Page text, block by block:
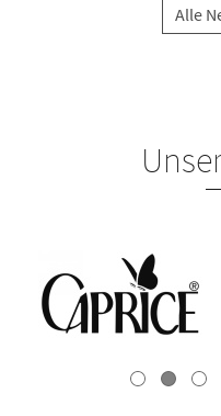
Alle